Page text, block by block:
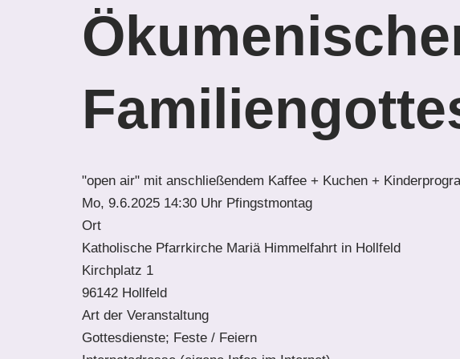
"open air" mit anschließendem Kaffee + Kuchen +
Mo, 9.6.2025 14:30 Uhr Pfingstmontag
Ort
Katholische Pfarrkirche Mariä Himmelfahrt in Hollfeld
Kirchplatz 1
96142 Hollfeld
Art der Veranstaltung
Gottesdienste; Feste / Feiern